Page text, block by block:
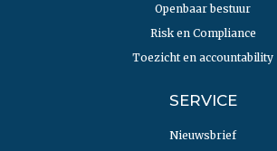
Openbaar bestuur
Risk en Compliance
Toezicht en accountability
SERVICE
Nieuwsbrief